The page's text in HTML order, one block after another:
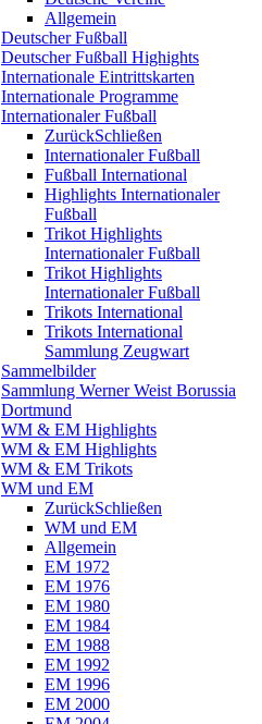
Allgemein
Deutscher Fußball
Deutscher Fußball Highights
Internationale Eintrittskarten
Internationale Programme
Internationaler Fußball
ZurückSchließen
Internationaler Fußball
Fußball International
Highlights Internationaler
Fußball
Trikot Highlights
Internationaler Fußball
Trikot Highlights
Internationaler Fußball
Trikots International
Trikots International
Sammlung Zeugwart
Sammelbilder
Sammlung Werner Weist Borussia
Dortmund
WM & EM Highlights
WM & EM Highlights
WM & EM Trikots
WM und EM
ZurückSchließen
WM und EM
Allgemein
EM 1972
EM 1976
EM 1980
EM 1984
EM 1988
EM 1992
EM 1996
EM 2000